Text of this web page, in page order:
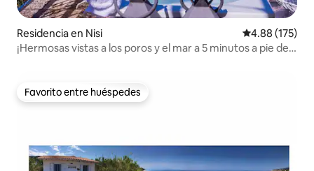
Residencia en Nisi Calificación
4.88 (175)
¡Hermosas vistas a los poros y el mar a 5 minutos a pie de
Favorito entre huéspedes
Favorito entre huéspedes